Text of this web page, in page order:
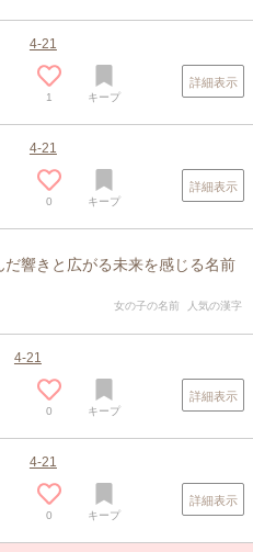
4-21
1 キープ
詳細表示
4-21
0 キープ
詳細表示
響きと広がる未来を感じる名前
女の子の名前 人気の漢字
4-21
0 キープ
詳細表示
4-21
0 キープ
詳細表示